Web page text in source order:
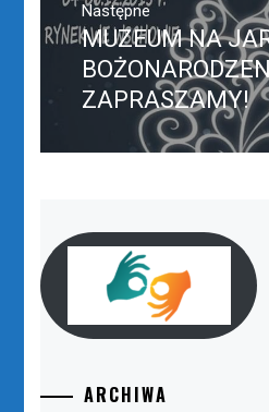
Następne
Następny
post:
MUZEUM NA
ZAPRASZAMY!
ARCHIWA